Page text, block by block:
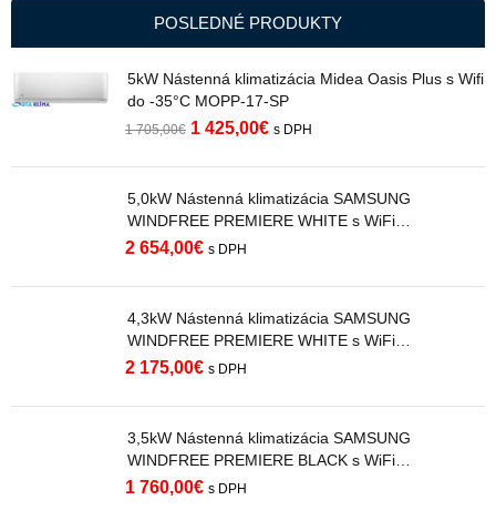
POSLEDNÉ PRODUKTY
5kW Nástenná klimatizácia Midea Oasis Plus s Wifi
do -35°C MOPP-17-SP
1 705,00€ 1 425,00€ s DPH
5,0kW Nástenná klimatizácia SAMSUNG
WINDFREE PREMIERE WHITE s WiFi
AR70H18C1AWNEU R32
2 654,00€ s DPH
4,3kW Nástenná klimatizácia SAMSUNG
WINDFREE PREMIERE WHITE s WiFi
AR70H15C1AWNEU R32
2 175,00€ s DPH
3,5kW Nástenná klimatizácia SAMSUNG
WINDFREE PREMIERE BLACK s WiFi
AR70H12C1ABNEU R32
1 760,00€ s DPH